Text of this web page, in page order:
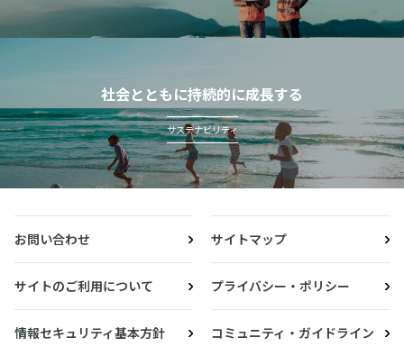
社会とともに持続的に成長する
サステナビリティ
お問い合わせ サイトマップ
サイトのご利用について プライバシー・ポリシー
情報セキュリティ基本方針 コミュニティ・ガイドライン